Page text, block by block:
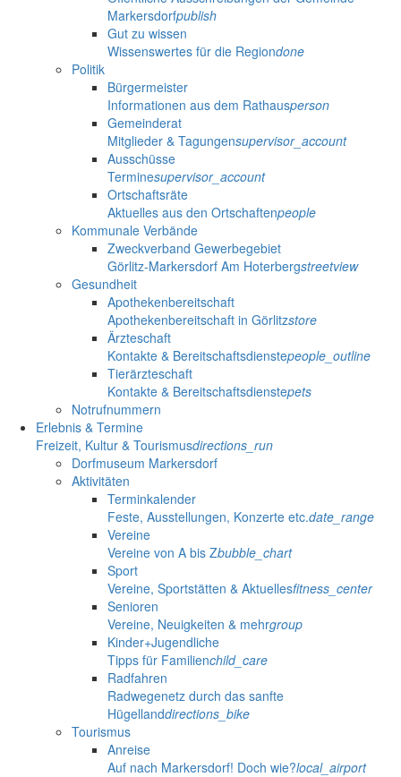
Markersdorfpublish
Gut zu wissen
Wissenswertes für die Regiondone
Politik
Bürgermeister
Informationen aus dem Rathausperson
Gemeinderat
Mitglieder & Tagungensupervisor_account
Ausschüsse
Terminesupervisor_account
Ortschaftsräte
Aktuelles aus den Ortschaftenpeople
Kommunale Verbände
Zweckverband Gewerbegebiet
Görlitz-Markersdorf Am Hoterbergstreetview
Gesundheit
Apothekenbereitschaft
Apothekenbereitschaft in Görlitzstore
Ärzteschaft
Kontakte & Bereitschaftsdienstepeople_outline
Tierärzteschaft
Kontakte & Bereitschaftsdienstepets
Notrufnummern
Erlebnis & Termine
Freizeit, Kultur & Tourismusdirections_run
Dorfmuseum Markersdorf
Aktivitäten
Terminkalender
Feste, Ausstellungen, Konzerte etc.date_range
Vereine
Vereine von A bis Zbubble_chart
Sport
Vereine, Sportstätten & Aktuellesfitness_center
Senioren
Vereine, Neuigkeiten & mehrgroup
Kinder+Jugendliche
Tipps für Familienchild_care
Radfahren
Radwegenetz durch das sanfte
Hügellanddirections_bike
Tourismus
Anreise
Auf nach Markersdorf! Doch wie?local_airport